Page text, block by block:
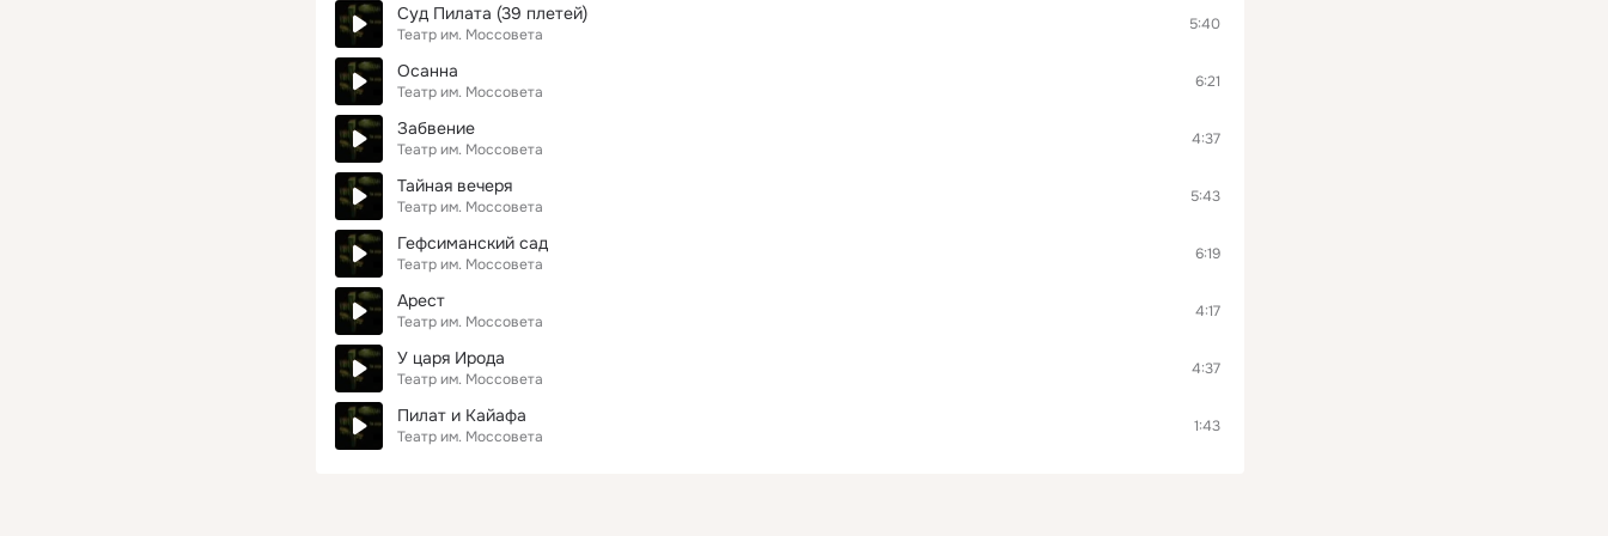
Суд Пилата (39 плетей)
Театр им. Моссовета
5:40
Осанна
Театр им. Моссовета
6:21
Забвение
Театр им. Моссовета
4:37
Тайная вечеря
Театр им. Моссовета
5:43
Гефсиманский сад
Театр им. Моссовета
6:19
Арест
Театр им. Моссовета
4:17
У царя Ирода
Театр им. Моссовета
4:37
Пилат и Кайафа
Театр им. Моссовета
1:43